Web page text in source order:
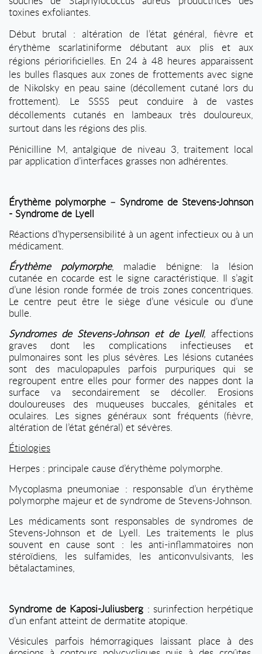
toxines exfoliantes.
Début brutal : altération de l’état général, fièvre et
érythème scarlatiniforme débutant aux plis et aux
régions périorificielles. En 24 à 48 heures apparaissent
les bulles flasques aux zones de frottements avec signe
de Nikolsky en peau saine (décollement cutané lors du
frottement). Le SSSS peut conduire à de vastes
décollements cutanés en lambeaux très douloureux,
surtout dans les régions des plis.
Pénicilline M, antalgique de niveau 3, traitement local
par application d’interfaces grasses non adhérentes.
Érythème polymorphe – Syndrome de Stevens-Johnson
- Syndrome de Lyell
Réactions d’hypersensibilité à un agent infectieux ou à un
médicament.
Érythème polymorphe, maladie bénigne: la lésion
cutanée en cocarde est le signe caractéristique. Il s’agit
d’une lésion ronde formée de trois zones concentriques.
Le centre peut être le siège d’une vésicule ou d’une
bulle.
Syndromes de Stevens-Johnson et de Lyell, affections
graves dont les complications infectieuses et
pulmonaires sont les plus sévères. Les lésions cutanées
sont des maculopapules parfois purpuriques qui se
regroupent entre elles pour former des nappes dont la
surface va secondairement se décoller. Erosions
douloureuses des muqueuses buccales, génitales et
oculaires. Les signes généraux sont fréquents (fièvre,
altération de l’état général) et sévères.
Étiologies
Herpes : principale cause d’érythème polymorphe.
Mycoplasma pneumoniae : responsable d’un érythème
polymorphe majeur et de syndrome de Stevens-Johnson.
Les médicaments sont responsables de syndromes de
Stevens-Johnson et de Lyell. Les traitements le plus
souvent en cause sont : les anti-inflammatoires non
stéroïdiens, les sulfamides, les anticonvulsivants, les
bêtalactamines,
Syndrome de Kaposi-Juliusberg : surinfection herpétique
d’un enfant atteint de dermatite atopique.
Vésicules parfois hémorragiques laissant place à des